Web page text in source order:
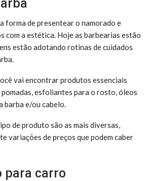
forma de presentear o namorado e
com a estética. Hoje as barbearias estão
estão adotando rotinas de cuidados
vai encontrar produtos essenciais
pomadas, esfoliantes para o rosto, óleos
barba e/ou cabelo.
de produto são as mais diversas,
variações de preços que podem caber
para carro